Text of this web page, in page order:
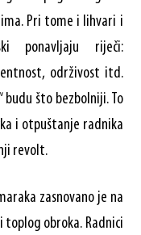
Pri tome i lihvari i
ponavljaju riječi:
održivost itd.
budu što bezbolniji. To
i otpuštanje radnika
revolt.
zasnovano je na
obroka. Radnici